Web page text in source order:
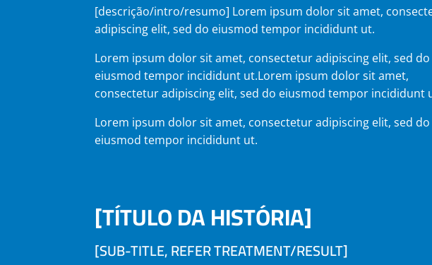
[descrição/intro/resumo] Lorem ipsum dolor sit amet,
adipiscing elit, sed do eiusmod tempor incididunt ut.
Lorem ipsum dolor sit amet, consectetur adipiscing elit, sed do
eiusmod tempor incididunt ut.Lorem ipsum dolor sit amet,
consectetur adipiscing elit, sed do eiusmod tempor incididunt
Lorem ipsum dolor sit amet, consectetur adipiscing elit, sed do
eiusmod tempor incididunt ut.
[TÍTULO DA HISTÓRIA]
[SUB-TITLE, REFER TREATMENT/RESULT]